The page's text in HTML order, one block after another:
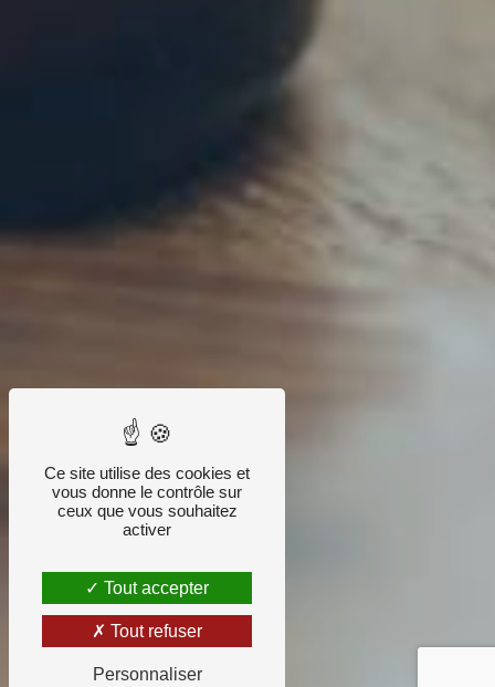
Ce site utilise des cookies et
vous donne le contrôle sur
ceux que vous souhaitez
activer
Tout accepter
Tout refuser
Personnaliser